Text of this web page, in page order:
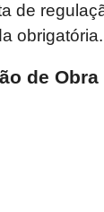
de
obrigatória.
de Obra